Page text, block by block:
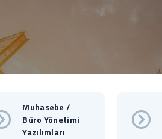
Muhasebe /
Büro Yönetimi
Yazılımları